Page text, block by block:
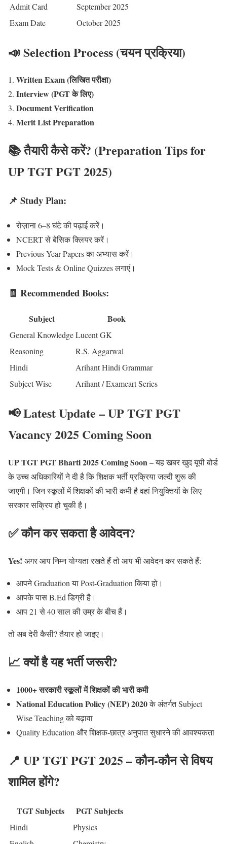
Admit Card
September 2025
Exam Date
October 2025
📣 Selection Process (चयन प्रक्रिया)
Written Exam (लिखित परीक्षा)
Interview (PGT के लिए)
Document Verification
Merit List Preparation
📚 तैयारी कैसे करें? (Preparation Tips for
UP TGT PGT 2025)
📌 Study Plan:
रोज़ाना 6–8 घंटे की पढ़ाई करें।
NCERT से बेसिक क्लियर करें।
Previous Year Papers का अभ्यास करें।
Mock Tests & Online Quizzes लगाएं।
🧾 Recommended Books:
Subject Book
General KnowledgeLucent GK
Reasoning
R.S. Aggarwal
Hindi
Arihant Hindi Grammar
Subject Wise
Arihant / Examcart Series
📢 Latest Update – UP TGT PGT
Vacancy 2025 Coming Soon
UP TGT PGT Bharti 2025 Coming Soon– यह खबर खुद यूपी बोर्ड
के उच्च अधिकारियों ने दी है कि शिक्षक भर्ती प्रक्रिया जल्दी शुरू की
जाएगी। जिन स्कूलों में शिक्षकों की भारी कमी है वहां नियुक्तियों के लिए
सरकार सक्रिय हो चुकी है।
✅ कौन कर सकता है आवेदन?
Yes! अगर आप निम्न योग्यता रखते हैं तो आप भी आवेदन कर सकते हैं:
आपने Graduation या Post-Graduation किया हो।
आपके पास B.Ed डिग्री है।
आप 21 से 40 साल की उम्र के बीच हैं।
तो अब देरी कैसी? तैयार हो जाइए।
📈 क्यों है यह भर्ती जरूरी?
1000+ सरकारी स्कूलों में शिक्षकों की भारी कमी
National Education Policy (NEP) 2020के अंतर्गत Subject
Wise Teaching को बढ़ावा
Quality Education और शिक्षक-छात्र अनुपात सुधारने की आवश्यकता
📍 UP TGT PGT 2025 – कौन-कौन से विषय
शामिल होंगे?
TGT Subjects PGT Subjects
Hindi
Physics